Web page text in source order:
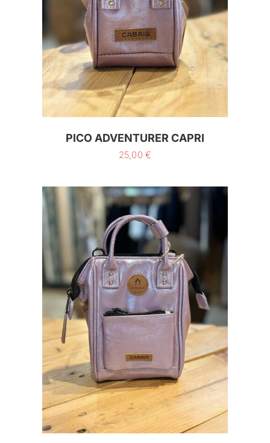
A
PLUSIEURS
VARIATIONS.
LES
OPTIONS
PEUVENT
ÊTRE
CHOISIES
SUR
LA
DU
PICO ADVENTURER CAPRI
25,00€
CE
PRODUIT
A
LES
OPTIONS
PEUVENT
ÊTRE